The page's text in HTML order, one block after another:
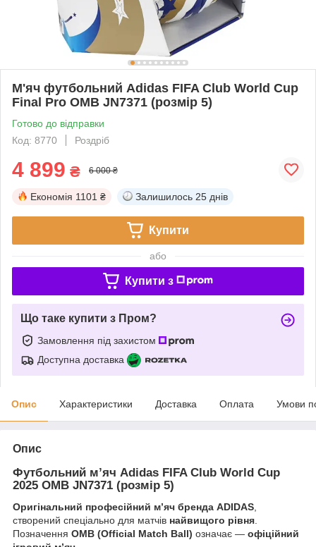
М'яч футбольний Adidas FIFA Club World Cup
Final Pro OMB JN7371 (розмір 5)
Готово до відправки
Код: 8770
Роздріб
4 899 ₴ 6 000 ₴
Економія 1101 ₴ Залишилось 25 днів
Купити
або
Купити з
Що таке купити з Пром?
Замовлення під захистом
Доступна доставка
Опис Характеристики Доставка Оплата Умови
Опис
Футбольний м’яч Adidas FIFA Club World Cup
2025 OMB JN7371 (розмір 5)
Оригінальний професійний м’яч бренда ADIDAS
створений спеціально для матчів найвищого рівня
Позначення OMB (Official Match Ball) означає — офіційний